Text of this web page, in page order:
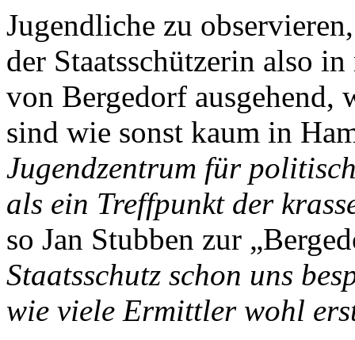
Jugendliche zu
der Staatsschützerin also
von Bergedorf ausgehend,
sind wie sonst kaum in
Jugendzentrum für
als ein Treffpunkt der
so Jan Stubben zur
Staatsschutz schon uns
wie viele Ermittler wohl